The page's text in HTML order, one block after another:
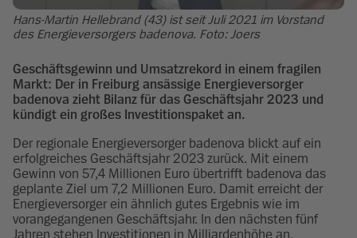
Hans-Martin Hellebrand (43) ist seit Juli 2021 im Vorstand
des Energieversorgers badenova. Foto: Joers
Geschäftsgewinn und Umsatzrekord in einem fragilen
Markt: Der in Freiburg ansässige Energieversorger
badenova zieht Bilanz für das Geschäftsjahr 2023 und
kündigt ein großes Investitionspaket an.
Der regionale Energieversorger badenova blickt auf ein
erfolgreiches Geschäftsjahr 2023 zurück. Mit einem
Gewinn von 57,4 Millionen Euro übertrifft badenova das
geplante Ziel um 7,2 Millionen Euro. Damit erreicht der
Energieversorger ein ähnlich gutes Ergebnis wie im
vorangegangenen Geschäftsjahr. In den nächsten fünf
Jahren stehen Investitionen in Milliardenhöhe an.